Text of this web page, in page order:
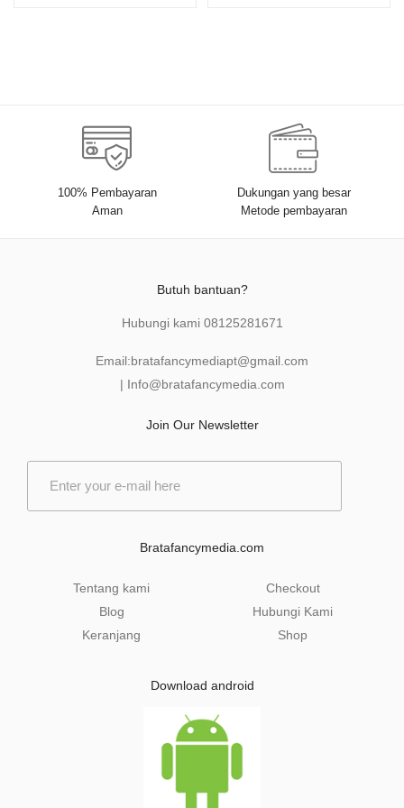
100% Pembayaran
Aman
Dukungan yang besar
Metode pembayaran
Butuh bantuan?
Hubungi kami 08125281671
Email:bratafancymediapt@gmail.com
| Info@bratafancymedia.com
Join Our Newsletter
Bratafancymedia.com
Tentang kami
Blog
Keranjang
Checkout
Hubungi Kami
Shop
Download android